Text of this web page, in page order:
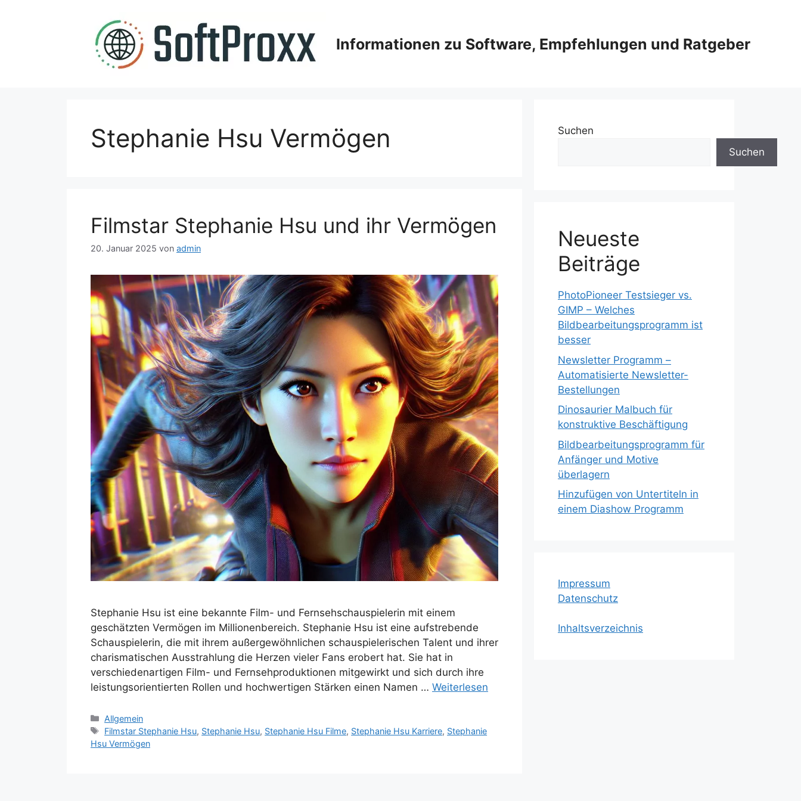
Informationen zu Software, Empfehlungen und Ratgeber
Stephanie Hsu Vermögen
Filmstar Stephanie Hsu und ihr Vermögen
20. Januar 2025 von admin
Stephanie Hsu ist eine bekannte Film- und Fernsehschauspielerin mit einem
geschätzten Vermögen im Millionenbereich. Stephanie Hsu ist eine aufstrebende
Schauspielerin, die mit ihrem außergewöhnlichen schauspielerischen Talent und ihrer
charismatischen Ausstrahlung die Herzen vieler Fans erobert hat. Sie hat in
verschiedenartigen Film- und Fernsehproduktionen mitgewirkt und sich durch ihre
leistungsorientierten Rollen und hochwertigen Stärken einen Namen … Weiterlesen
Kategorien
Allgemein
Schlagwörter
Filmstar Stephanie Hsu, Stephanie Hsu, Stephanie Hsu Filme, Stephanie Hsu Karriere, Stephanie
Hsu Vermögen
Suchen
Suchen
Neueste
Beiträge
PhotoPioneer Testsieger vs.
GIMP – Welches
Bildbearbeitungsprogramm ist
besser
Newsletter Programm –
Automatisierte Newsletter-
Bestellungen
Dinosaurier Malbuch für
konstruktive Beschäftigung
Bildbearbeitungsprogramm für
Anfänger und Motive
überlagern
Hinzufügen von Untertiteln in
einem Diashow Programm
Impressum
Datenschutz
Inhaltsverzeichnis